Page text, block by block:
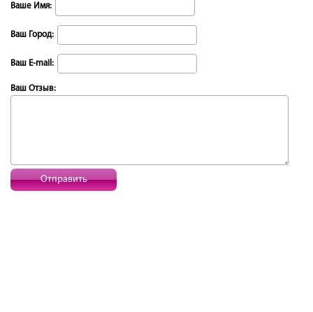
Ваше Имя:
Ваш Город:
Ваш E-mail:
Ваш Отзыв:
Отправить